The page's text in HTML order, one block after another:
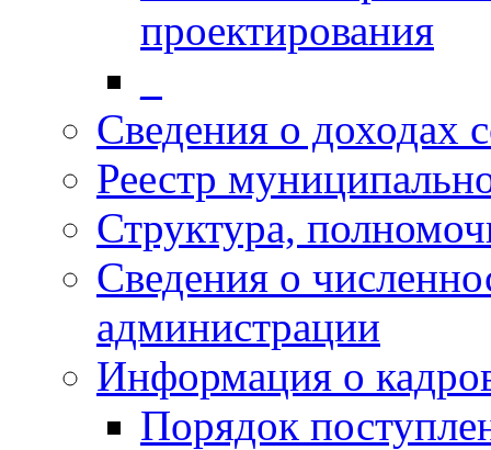
проектирования
Сведения о доходах
Реестр
Структура,
Сведения о
администрации
Информация о
Порядок